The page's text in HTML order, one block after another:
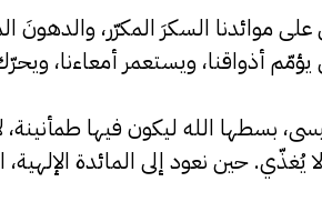
السكرَ المكرّر، والدهونَ
أذواقنا، ويستعمر أمعاءنا،
بسطها الله ليكون فيها طمأنينة،
حين نعود إلى المائدة الإلهية،